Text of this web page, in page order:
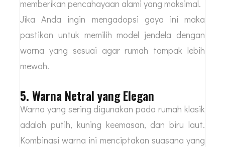
memberikan pencahayaan alami yang maksimal.
Jika Anda ingin mengadopsi gaya ini maka
pastikan untuk memilih model jendela dengan
warna yang sesuai agar rumah tampak lebih
mewah.
5. Warna Netral yang Elegan
Warna yang sering digunakan pada rumah klasik
adalah putih, kuning keemasan, dan biru laut.
Kombinasi warna ini menciptakan suasana yang